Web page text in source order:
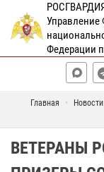
Управление
Федерации
Главная Новости
ВЕТЕРАНЫ